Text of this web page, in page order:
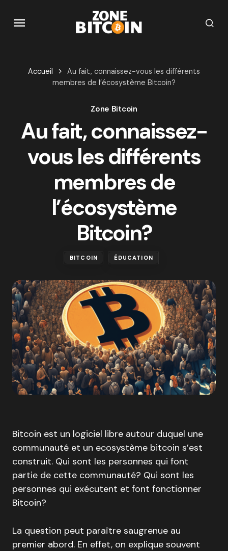
Accueil
Au fait, connaissez-vous les différents
membres de l’écosystème Bitcoin?
Zone Bitcoin
Au fait, connaissez-
vous les différents
membres de
l’écosystème
Bitcoin?
BITCOIN ÉDUCATION
Bitcoin est un logiciel libre autour duquel une
communauté et un ecosystème bitcoin s’est
construit. Qui sont les personnes qui font
partie de cette communauté? Qui sont les
personnes qui exécutent et font fonctionner
Bitcoin?
La question peut paraître saugrenue au
premier abord. En effet, on explique souvent